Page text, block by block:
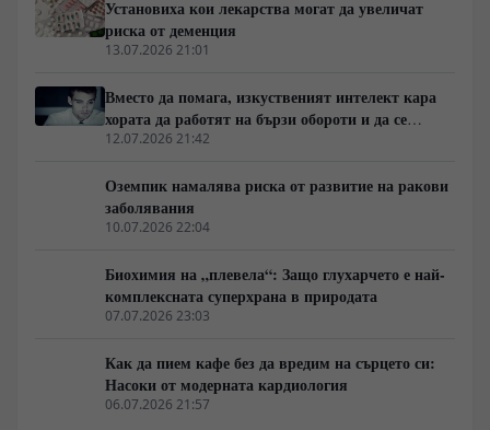
дял на рафинираните въглехидрати е защитен от
мащабни субсидии и агресивен маркетинг.
Установиха кои лекарства могат да увеличат
риска от деменция
13.07.2026 21:01
Вместо да помага, изкуственият интелект кара
хората да работят на бързи обороти и да се
скапват от умора
12.07.2026 21:42
Оземпик намалява риска от развитие на ракови
заболявания
10.07.2026 22:04
Биохимия на „плевела“: Защо глухарчето е най-
комплексната суперхрана в природата
07.07.2026 23:03
Как да пием кафе без да вредим на сърцето си:
Насоки от модерната кардиология
06.07.2026 21:57